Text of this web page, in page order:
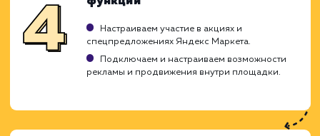
площадку. Мы используем всю
возможностей Яндекс Маркета
достижения этих целей.